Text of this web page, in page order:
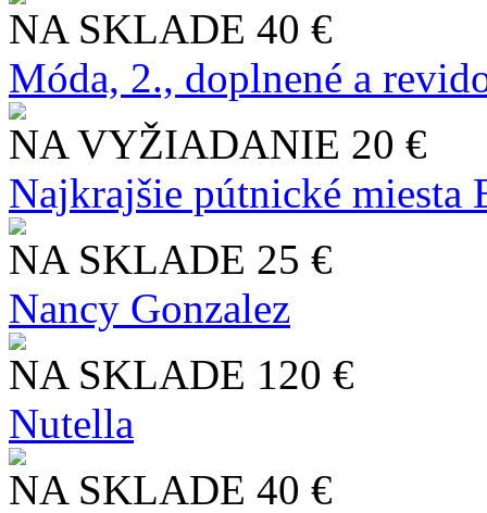
NA SKLADE 40 €
Móda, 2., doplnené a
NA VYŽIADANIE 20 €
Najkrajšie pútnické miesta
NA SKLADE 25 €
Nancy Gonzalez
NA SKLADE 120 €
Nutella
NA SKLADE 40 €